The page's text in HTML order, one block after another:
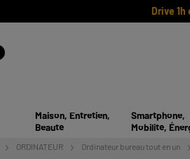
Drive
Maison, Entretien,
Beauté
Smartphone,
Mobilité,
ORDINATEUR Ordinateur bureau tout en un